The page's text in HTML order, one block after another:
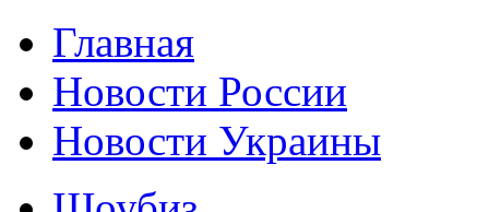
Главная
Новости России
Новости Украины